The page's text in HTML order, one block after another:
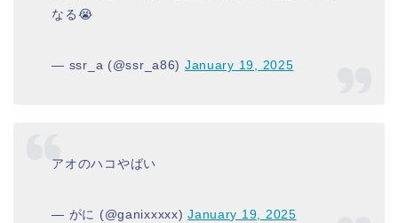
なる😭
— ssr_a (@ssr_a86) January 19, 2025
アオのハコやばい
— がに (@ganixxxxx)January 19, 2025